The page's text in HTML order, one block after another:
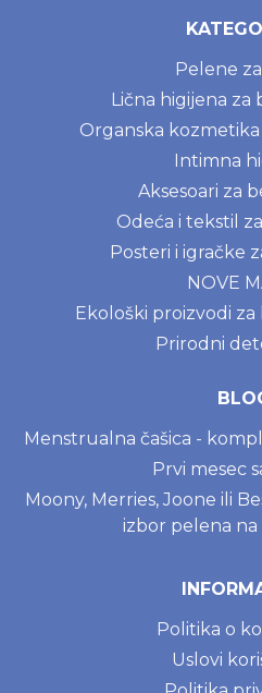
Pelene
Lična higijena za
Organska
Intimna
Aksesoari za
Odeća i tekstil
Posteri i igračke
NOVE
Ekološki proizvodi
Prirodni
Menstrualna čašica -
Prvi mesec
Moony, Merries, Joone ili
izbor pelena na
Politika o
Uslovi